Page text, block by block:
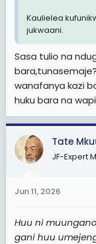
Kaulielea
jukwaani.
Sasa tulio na
wanafanya kazi
huku bara na
Tate
JF-Expert
Jun 11, 2026
Huu ni
gani huu